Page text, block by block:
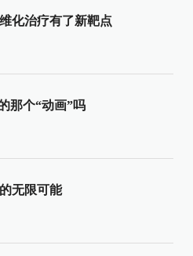
化治疗有了新靶点
那个“动画”吗
无限可能